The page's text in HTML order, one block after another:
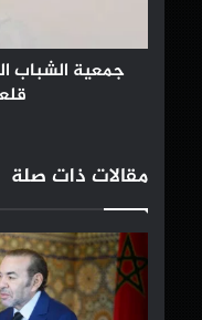
السراغنة…
جمعية الشباب
مقالات ذات صلة